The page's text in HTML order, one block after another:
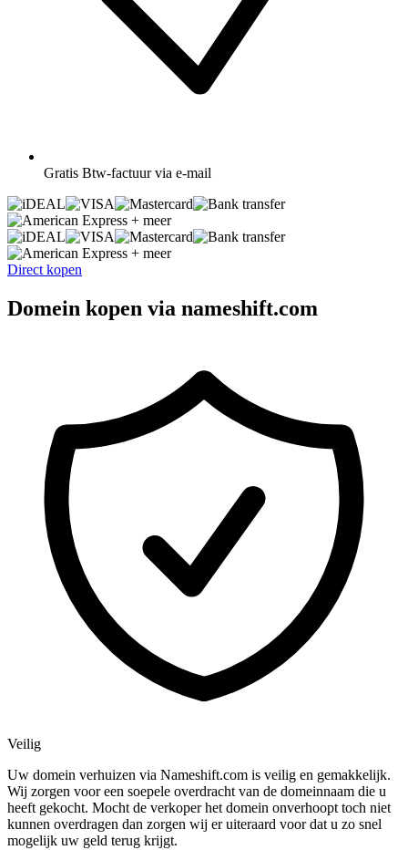
Gratis Btw-factuur via e-mail
+ meer
+ meer
Direct kopen
Domein kopen via nameshift.com
Veilig
Uw domein verhuizen via Nameshift.com is veilig en gemakkelijk.
Wij zorgen voor een soepele overdracht van de domeinnaam die u
heeft gekocht. Mocht de verkoper het domein onverhoopt toch niet
kunnen overdragen dan zorgen wij er uiteraard voor dat u zo snel
mogelijk uw geld terug krijgt.